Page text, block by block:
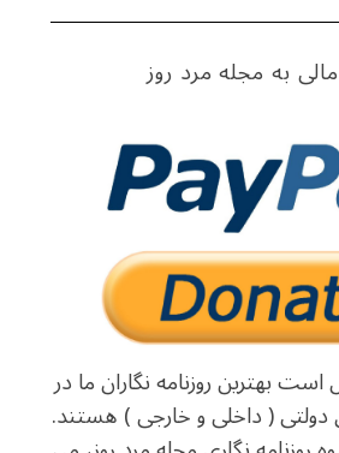
به مجله مرد روز
بهترین روزنامه نگاران ما در
( داخلی و خارجی ) هستند.